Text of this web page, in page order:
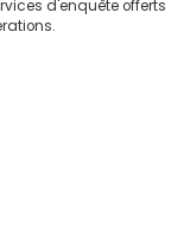
d'enquête offerts